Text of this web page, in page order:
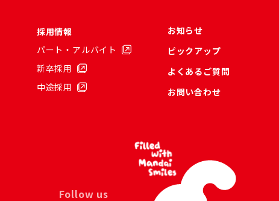
採用情報
パート・アルバイト
新卒採用
中途採用
お知らせ
ピックアップ
よくあるご質問
お問い合わせ
Follow us